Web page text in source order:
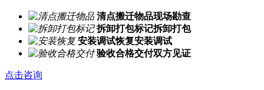
清点搬迁物品现场勘查
拆卸打包标记拆卸打包
安装调试恢复安装调试
验收合格交付双方见证
点击咨询